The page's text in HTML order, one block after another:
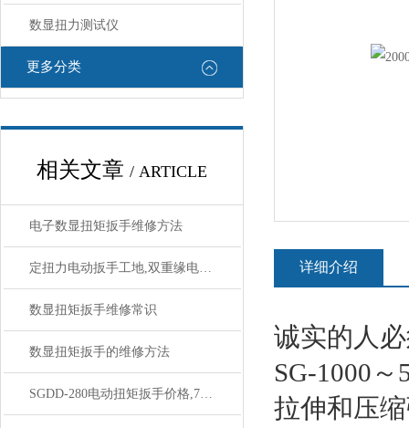
数显扭力测试仪
更多分类
相关文章 / ARTICLE
电子数显扭矩扳手维修方法
定扭力电动扳手工地,双重缘电动定扭力扳手SGDD
数显扭矩扳手维修常识
数显扭矩扳手的维修方法
SGDD-280电动扭矩扳手价格,70-280Nm定扭矩电动扳手多少钱
详细介绍
诚实的人
SG-1000～
拉伸和压